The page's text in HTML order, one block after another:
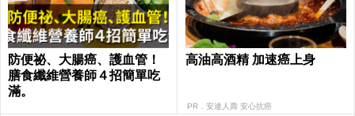
防便祕、大腸癌、護血管！
膳食纖維營養師４招簡單吃
滿。
高油高酒精 加速癌上身
PR．安達人壽 安心抗癌